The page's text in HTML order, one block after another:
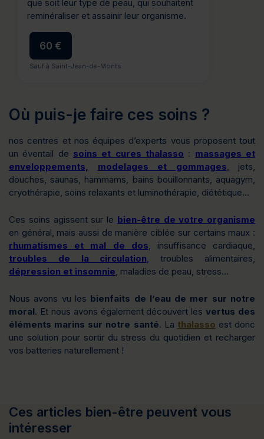
que soit leur type de peau, qui souhaitent
reminéraliser et assainir leur organisme.
60 €
Sauf à Saint-Jean-de-Monts
Où puis-je faire ces soins ?
nos centres et nos équipes d’experts vous proposent tout
un éventail de soins et cures thalasso : massages et
enveloppements,
modelages et gommages, jets,
douches, saunas, hammams, bains bouillonnants, aquagym,
cryothérapie, soins relaxants et luminothérapie, diététique…
Ces soins agissent sur le bien-être de votre organisme
en général, mais aussi de manière ciblée sur certains maux :
rhumatismes et mal de dos, insuffisance cardiaque,
troubles de la circulation, troubles alimentaires,
dépression et insomnie, maladies de peau, stress…
Nous avons vu les bienfaits de l’eau de mer sur notre
moral. Et nous avons également découvert lesvertus des
éléments marins sur notre santé. La thalasso est donc
une solution pour sortir du stress du quotidien et recharger
vos batteries naturellement !
Ces articles bien-être peuvent vous
intéresser